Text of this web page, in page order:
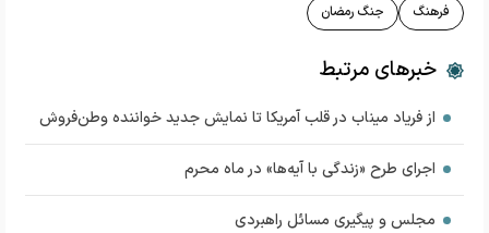
فرهنگ
جنگ رمضان
خبرهای مرتبط
از فریاد میناب در قلب آمریکا تا نمایش جدید خواننده وطن‌فروش
اجرای طرح «زندگی با آیه‌ها» در ماه محرم
مجلس و پیگیری مسائل راهبردی